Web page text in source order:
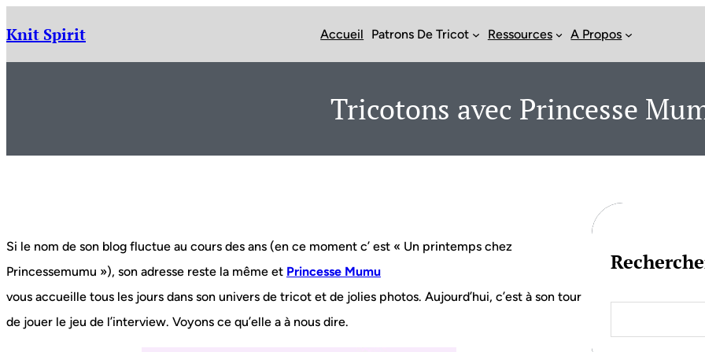
contenu
Knit Spirit Accueil Patrons De Tricot Ressources A Propos
Tricotons avec Princesse
Si le nom de son blog fluctue au cours des ans (en ce moment c’ est « Un printemps chez
Princessemumu »), son adresse reste la même et Princesse Mumu
vous accueille tous les jours dans son univers de tricot et de jolies photos. Aujourd’hui, c’est à son tour
de jouer le jeu de l’interview. Voyons ce qu’elle a à nous dire.
a